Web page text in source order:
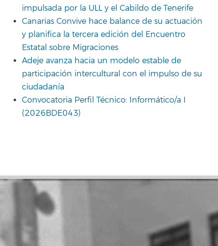
impulsada por la ULL y el Cabildo de Tenerife
Canarias Convive hace balance de su actuación
y planifica la tercera edición del Encuentro
Estatal sobre Migraciones
Adeje avanza hacia un modelo estable de
participación intercultural con el impulso de su
ciudadanía
Convocatoria Perfil Técnico: Informático/a I
(2026BDE043)